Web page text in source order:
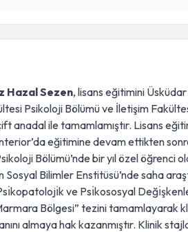
Hazal Sezen, lisans eğitimini
Psikoloji Bölümü ve İletişim
anadal ile tamamlamıştır. Lisans
eğitimine devam ettikten
Bölümü’nde bir yıl özel öğrenci
Bilimler Enstitüsü’nde saha
ve Psı̇kososyal
Bölgesi” tezini tamamlayarak
almaya hak kazanmıştır. Klinik